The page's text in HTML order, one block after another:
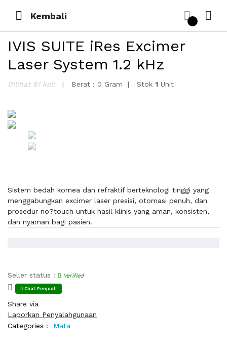
Kembali
IVIS SUITE iRes Excimer
Laser System 1.2 kHz
Dilihat 81 kali Berat : 0 Gram Stok 1 Unit
Sistem bedah kornea dan refraktif berteknologi tinggi yang
menggabungkan excimer laser presisi, otomasi penuh, dan
prosedur no?touch untuk hasil klinis yang aman, konsisten,
dan nyaman bagi pasien.
Seller status : Verified
Chat Penjual.
Share via
Laporkan Penyalahgunaan
Categories :
Mata